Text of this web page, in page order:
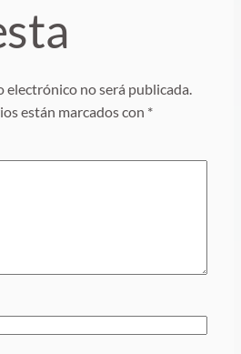
electrónico no será publicada.
están marcados con *